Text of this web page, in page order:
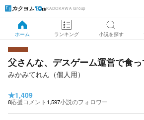
KADOKAWA Group
ホーム ランキング 小説を探す
父さんな、デスゲーム運営で食
みかみてれん（個人用）
★1,409
8応援コメント 1,597小説のフォロワー